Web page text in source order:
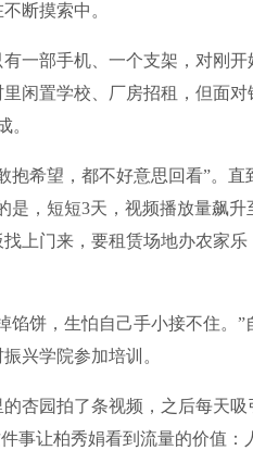
断摸索中。
部手机、一个支架，对刚开
闲置学校、厂房招租，但面
。
希望，都不好意思回看”。直
是，短短3天，视频播放量飙升
上门来，要租赁场地办农家
饼，生怕自己手小接不住。”
兴学院参加培训。
园拍了条视频，之后每天吸
事让柏秀娟看到流量的价值